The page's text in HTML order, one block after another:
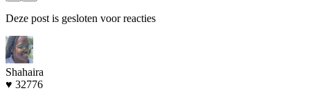
Deze post is gesloten voor reacties
Shahaira
♥ 32776